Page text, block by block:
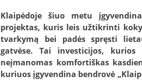
Klaipėdoje šiuo metu
projektas, kuris leis užtikrinti
tvarkymą bei padės spręsti
gatvėse. Tai investicijos,
neįmanomas komfortiškas
kuriuos įgyvendina bendrovė